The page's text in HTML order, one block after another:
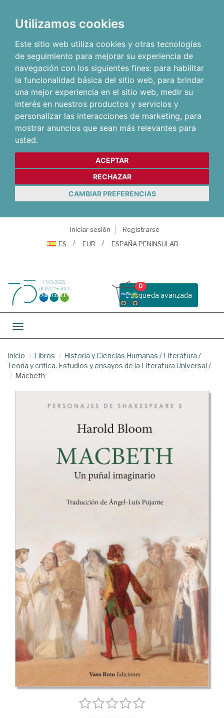
Utilizamos cookies
Este sitio web utiliza cookies y otras tecnologías
de seguimiento para mejorar su experiencia de
navegación con los siguientes fines: para habilitar
la funcionalidad básica del sitio web, para brindar
una mejor experiencia en el sitio web, medir su
interés en nuestros productos y servicios y
personalizar las interacciones de marketing, para
mostrar anuncios que sean más relevantes para
usted.
ACEPTAR
RECHAZAR
CAMBIAR PREFERENCIAS
Iniciar sesión
Registrarse
ES
EUR ESPAÑA PENINSULAR
Busqueda avanzada
0
Toggle navigation
Inicio Libros Historia y Ciencias Humanas / Literatura /
Teoría y crítica. Estudios y ensayos de la Literatura Universal /
Macbeth